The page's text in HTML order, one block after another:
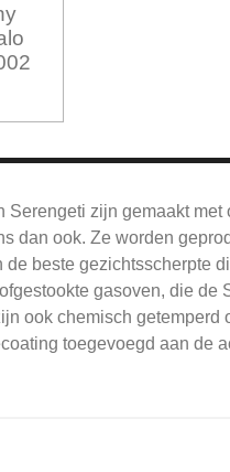
Serengeti zijn gemaakt
dan ook. Ze worden
beste gezichtsscherpte
gasoven, die
ook chemisch getemperd
toegevoegd aan de